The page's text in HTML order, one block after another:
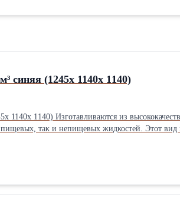
синяя (1245х 1140х 1140)
Емкости пластиковые
так и непищевых жидкостей. Этот
отличаются современным, эргономичным
300 мм для моделей ЭВЛ-200, ЭВЛ-
свойства хранящихся в них веществ. Габариты — (ВхД мм)
до: До 1.5 г/см³ см³ Длина: 1140 см